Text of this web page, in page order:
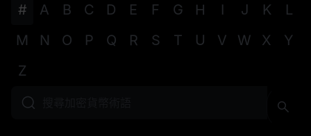
# A B C D E F G H I J K
L
M
N O P Q R S T U V W X
Y
Z